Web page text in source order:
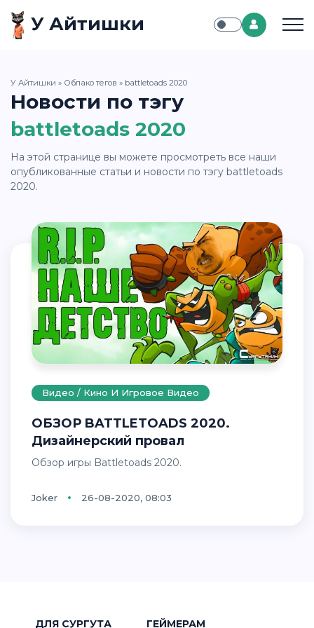
У Айтишки
У Айтишки » Облако тегов » battletoads 2020
Новости по тэгу
battletoads 2020
На этой странице вы можете просмотреть все наши
опубликованные статьи и новости по тэгу battletoads
2020.
Видео / Кино И Игровое Видео
ОБЗОР BATTLETOADS 2020.
Дизайнерский провал
Обзор игры Battletoads 2020.
Joker 26-08-2020, 08:03
ДЛЯ СУРГУТА ГЕЙМЕРАМ